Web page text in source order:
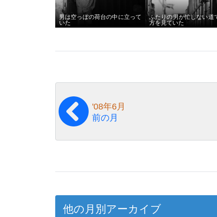
男は空っぽの荷台の中に立って
いた
ふたりの男が忙しない道
方を見ていた
'08年6月
前の月
他の月別アーカイブ